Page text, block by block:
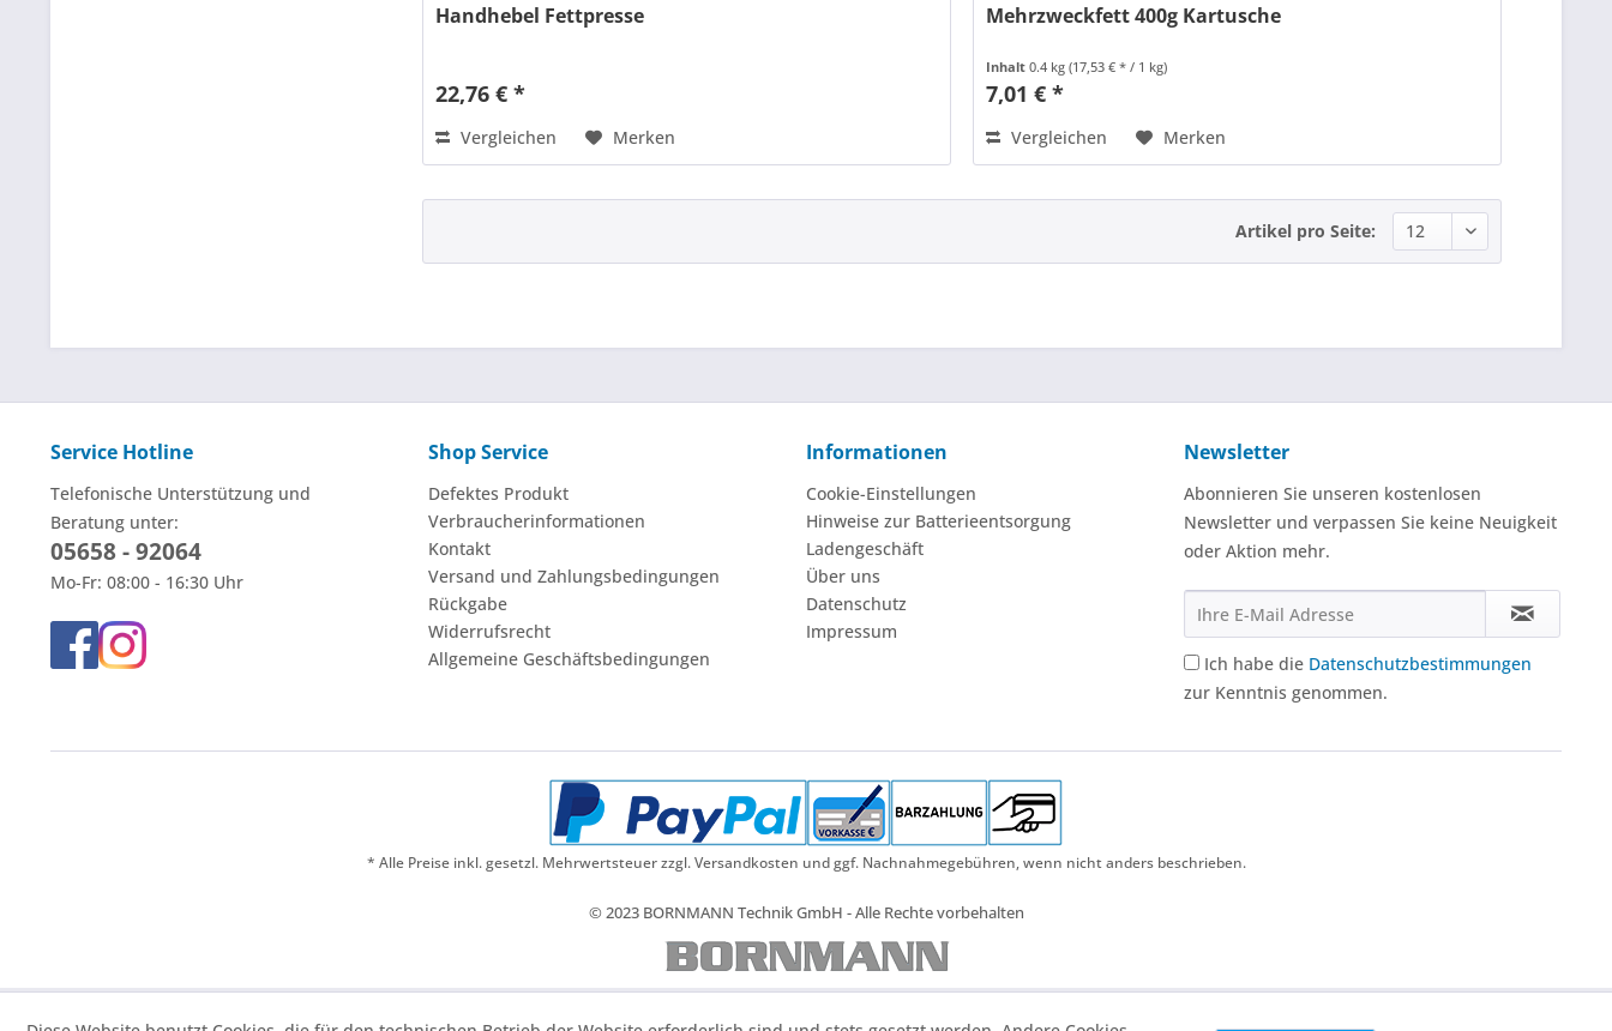
Handhebel Fettpresse
22,76 € *
Vergleichen Merken
Mehrzweckfett 400g Kartusche
Inhalt0.4 kg(17,53 € * / 1 kg)
7,01 € *
Vergleichen Merken
Artikel pro Seite:
Service Hotline
Telefonische Unterstützung und
Beratung unter:
05658 - 92064
Mo-Fr: 08:00 - 16:30 Uhr
Shop Service
Defektes Produkt
Verbraucherinformationen
Kontakt
Versand und Zahlungsbedingungen
Rückgabe
Widerrufsrecht
Allgemeine Geschäftsbedingungen
Informationen
Cookie-Einstellungen
Hinweise zur Batterieentsorgung
Ladengeschäft
Über uns
Datenschutz
Impressum
Newsletter
Abonnieren Sie unseren kostenlosen
Newsletter und verpassen Sie keine Neuigkeit
oder Aktion mehr.
Ich habe die Datenschutzbestimmungen
zur Kenntnis genommen.
* Alle Preise inkl. gesetzl. Mehrwertsteuer zzgl. Versandkosten und ggf. Nachnahmegebühren, wenn nicht anders beschrieben.
© 2023 BORNMANN Technik GmbH - Alle Rechte vorbehalten